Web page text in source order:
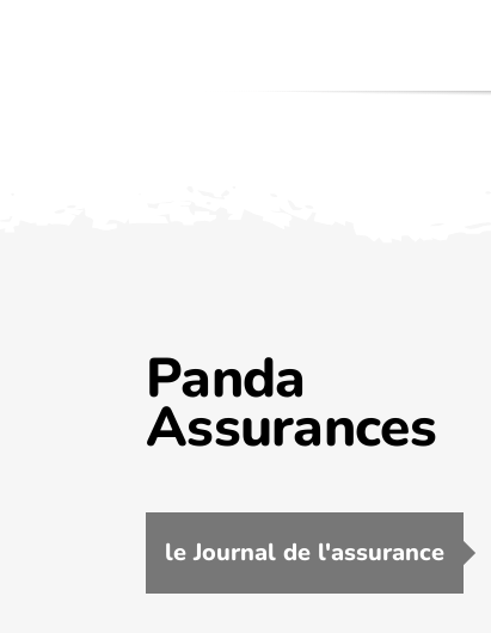
Panda
Assurances
le Journal de l'assurance